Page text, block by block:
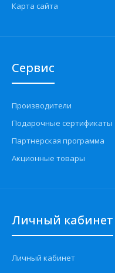
Карта сайта
Сервис
Производители
Подарочные сертификаты
Партнерская программа
Акционные товары
Личный кабинет
Личный кабинет